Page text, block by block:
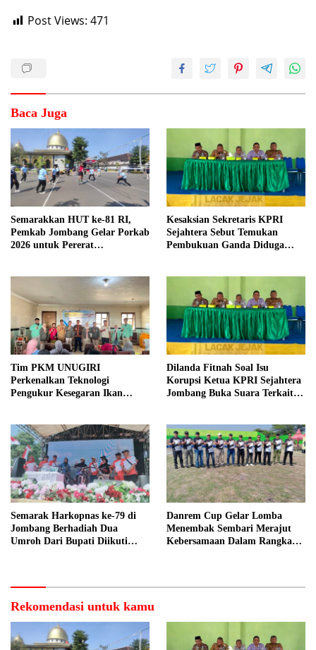
Post Views: 471
Baca Juga
Semarakkan HUT ke-81 RI,
Pemkab Jombang Gelar Porkab
2026 untuk Pererat
Kesaksian Sekretaris KPRI
Sejahtera Sebut Temukan
Pembukuan Ganda Diduga
Tim PKM UNUGIRI
Perkenalkan Teknologi
Pengukur Kesegaran Ikan
Dilanda Fitnah Soal Isu
Korupsi Ketua KPRI Sejahtera
Jombang Buka Suara Terkait
Semarak Harkopnas ke-79 di
Jombang Berhadiah Dua
Umroh Dari Bupati Diikuti
Danrem Cup Gelar Lomba
Menembak Sembari Merajut
Kebersamaan Dalam Rangka
Rekomendasi untuk kamu